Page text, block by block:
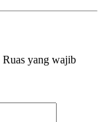
Ruas yang wajib